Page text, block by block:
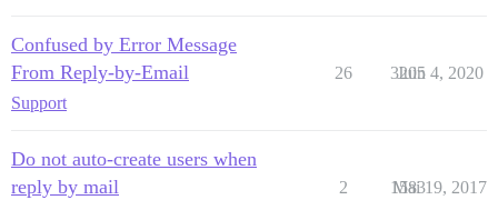
Confused by Error Message
From Reply-by-Email
Support
26 3205
Juin 4, 2020
Do not auto-create users when
reply by mail
2 1583
Mai 19, 2017